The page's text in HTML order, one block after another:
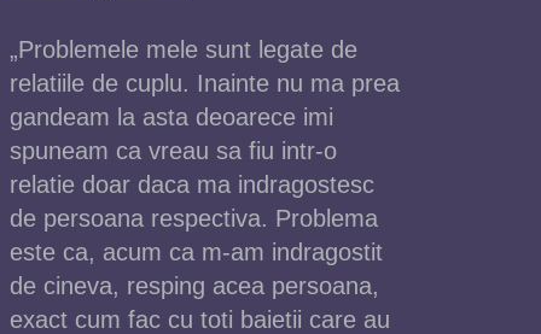
„Problemele mele sunt legate de
relatiile de cuplu. Inainte nu ma prea
gandeam la asta deoarece imi
spuneam ca vreau sa fiu intr-o
relatie doar daca ma indragostesc
de persoana respectiva. Problema
este ca, acum ca m-am indragostit
de cineva, resping acea persoana,
exact cum fac cu toti baietii care au